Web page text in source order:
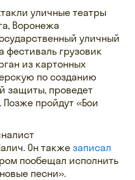
уличные театры
Воронежа
уличный
фестиваль грузовик
из картонных
по созданию
защиты, проведет
пройдут «Бои
Он также записал
пообещал исполнить
песни».